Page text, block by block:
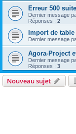
Erreur 500
Dernier message
Réponses : 2
Import de table
Dernier message
Agora-Project
Dernier message
Réponses : 3
Nouveau sujet